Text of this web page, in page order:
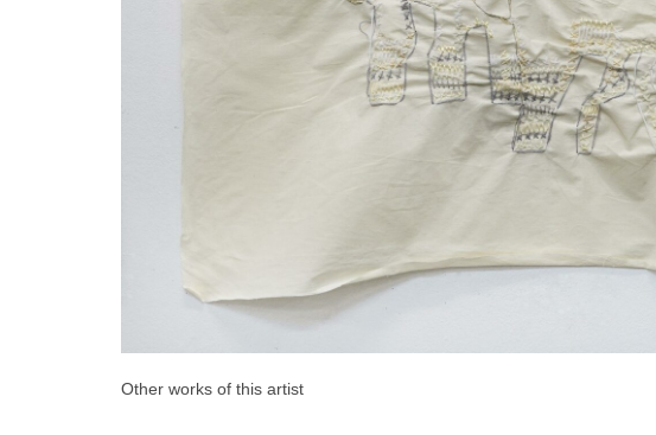
Other works of this artist